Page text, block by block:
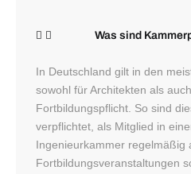
Was sind
In Deutschland gilt in den
sowohl für Architekten als
Fortbildungspflicht. So sind
verpflichtet, als Mitglied in
Ingenieurkammer regelmäßig
Fortbildungsveranstaltungen